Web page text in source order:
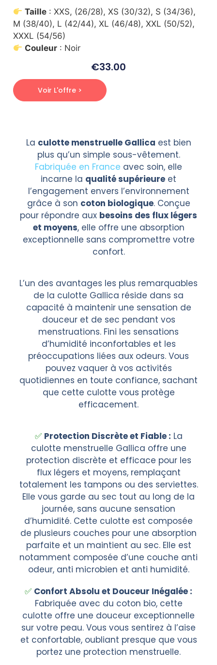
Taille : XXS, (26/28), XS (30/32), S (34/36),
M (38/40), L (42/44), XL (46/48), XXL (50/52),
XXXL (54/56)
Couleur : Noir
€33.00
Voir L'offre >
La culotte menstruelle Gallica est bien
plus qu’un simple sous-vêtement.
Fabriquée en France avec soin, elle
incarne la qualité supérieure et
l’engagement envers l’environnement
grâce à son coton biologique. Conçue
pour répondre aux besoins des flux légers
et moyens, elle offre une absorption
exceptionnelle sans compromettre votre
confort.
L’un des avantages les plus remarquables
de la culotte Gallica réside dans sa
capacité à maintenir une sensation de
douceur et de sec pendant vos
menstruations. Fini les sensations
d’humidité inconfortables et les
préoccupations liées aux odeurs. Vous
pouvez vaquer à vos activités
quotidiennes en toute confiance, sachant
que cette culotte vous protège
efficacement.
Protection Discrète et Fiable : La
culotte menstruelle Gallica offre une
protection discrète et efficace pour les
flux légers et moyens, remplaçant
totalement les tampons ou des serviettes.
Elle vous garde au sec tout au long de la
journée, sans aucune sensation
d’humidité. Cette culotte est composée
de plusieurs couches pour une absorption
parfaite et un maintient au sec. Elle est
notamment composée d’une couche anti
odeur, anti microbien et anti humidité.
Confort Absolu et Douceur Inégalée :
Fabriquée avec du coton bio, cette
culotte offre une douceur exceptionnelle
sur votre peau. Vous vous sentirez à l’aise
et confortable, oubliant presque que vous
portez une protection menstruelle.